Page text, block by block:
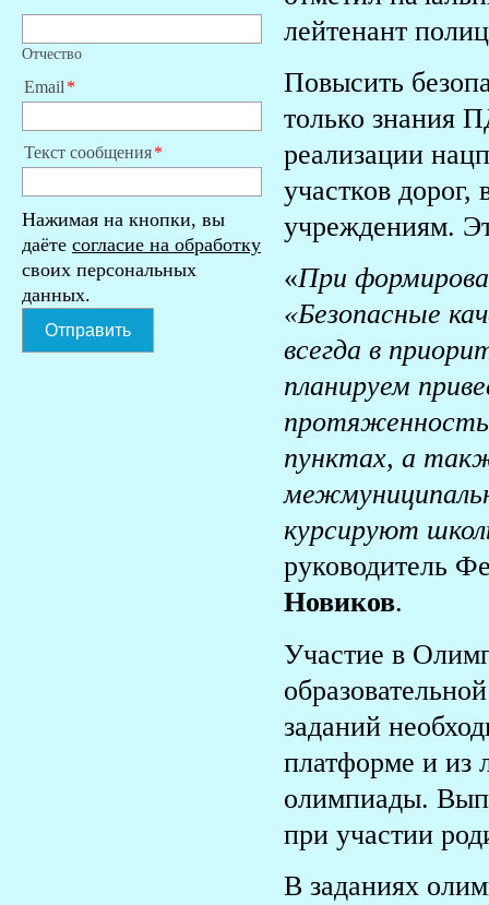
Отчество
Email
Текст сообщения
Нажимая на кнопки, вы
даёте согласие на обработку
своих персональных
данных.
Отправить
лейтенант
Повысить
только знания
реализации
участков
учреждениям.
«При
«Безопасные
всегда в
планируем
пунктах, а
курсируют
руководитель
Новиков.
Участие в
заданий
платформе и из
олимпиады.
при участии
В заданиях